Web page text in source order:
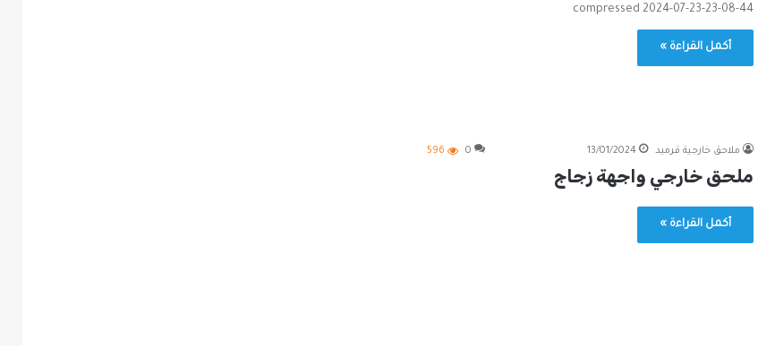
compressed 2024-07-23-23-08-44
أكمل القراءة »
ملاحق خارجية قرميد 13/01/2024
0
596
ملحق خارجي واجهة زجاج
أكمل القراءة »